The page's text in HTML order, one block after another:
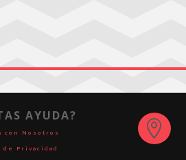
AYUDA?
con Nosotros
Privacidad
